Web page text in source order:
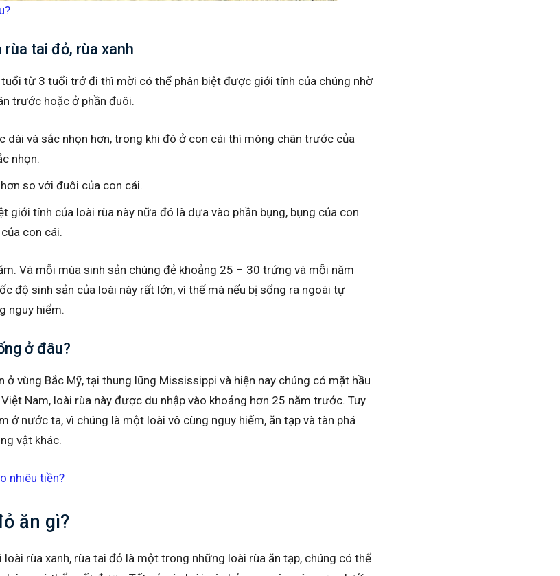
tai đỏ, rùa xanh
tuổi từ 3 tuổi trở đi thì mời có thể phân biệt được giới tính của chúng nhờ
trước hoặc ở phần đuôi.
dài và sắc nhọn hơn, trong khi đó ở con cái thì móng chân trước của
nhọn.
so với đuôi của con cái.
giới tính của loài rùa này nữa đó là dựa vào phần bụng, bụng của con
con cái.
Và mỗi mùa sinh sản chúng đẻ khoảng 25 – 30 trứng và mỗi năm
độ sinh sản của loài này rất lớn, vì thế mà nếu bị sổng ra ngoài tự
nguy hiểm.
ở đâu?
vùng Bắc Mỹ, tại thung lũng Mississippi và hiện nay chúng có mặt hầu
Nam, loài rùa này được du nhập vào khoảng hơn 25 năm trước. Tuy
ở nước ta, vì chúng là một loài vô cùng nguy hiểm, ăn tạp và tàn phá
vật khác.
nhiêu tiền?
ăn gì?
rùa xanh, rùa tai đỏ là một trong những loài rùa ăn tạp, chúng có thể